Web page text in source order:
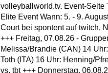
volleyballworld.tv. Event-Seite
Elite Event Wann: 5. - 9.
Court bei spontent auf twitch,
+++ Freitag, 07.08.26 -
Melissa/Brandie (CAN) 14
Toth (ITA) 16 Uhr: Henning/
vs. tbt +++ Donnerstag,